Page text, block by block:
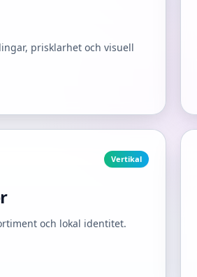
prisklarhet och visuell
Vertikal
och lokal identitet.